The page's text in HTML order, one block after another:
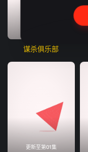
谋杀俱乐部
更新至第01集